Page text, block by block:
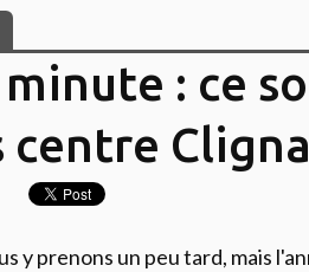
: ce
centre
y prenons un peu tard, mais